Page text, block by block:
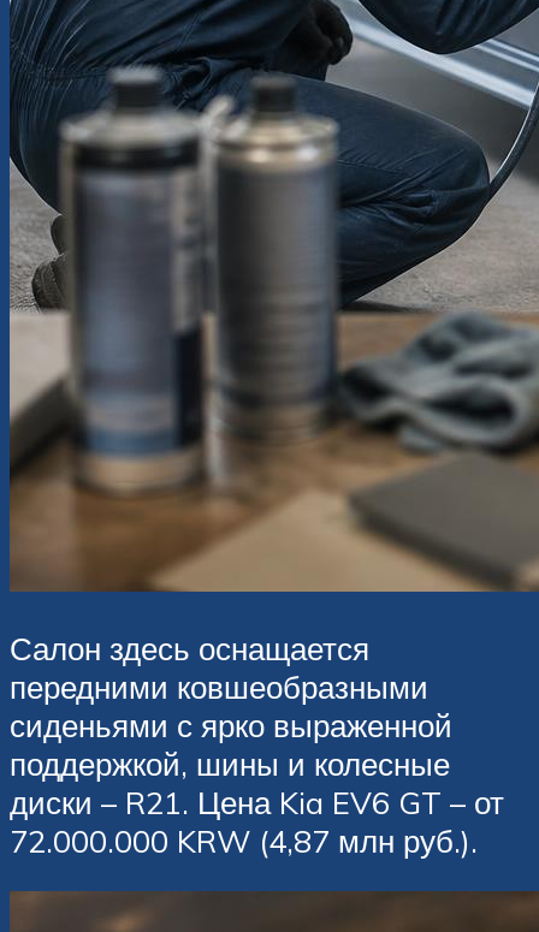
Салон здесь оснащается
передними ковшеобразными
сиденьями с ярко выраженной
поддержкой, шины и колесные
диски – R21. Цена Kia EV6 GT – от
72.000.000 KRW (4,87 млн руб.).